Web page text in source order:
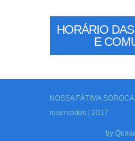
HORÁRIO
E
NOSSA FÁTIMA
reservados | 2017
by